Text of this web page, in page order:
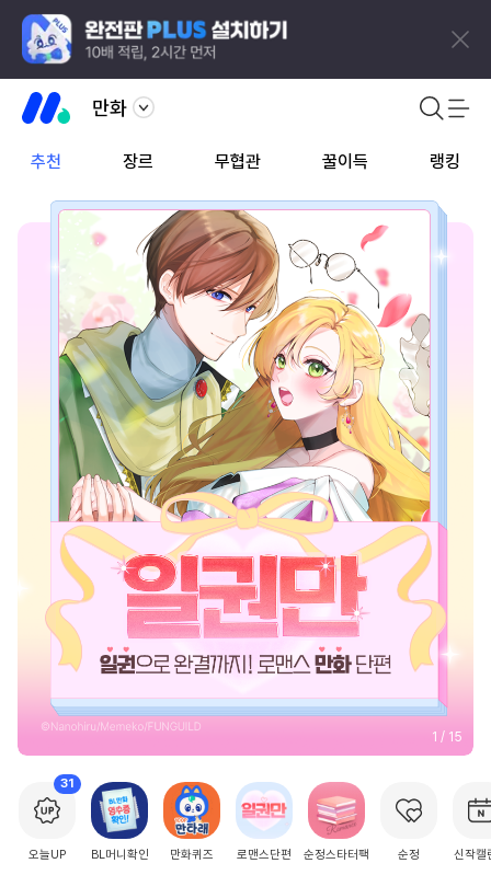
만화
추천 장르 무협관 꿀이득 랭킹
2 / 15
31
오늘UP BL머니확인 만화퀴즈 로맨스단편 순정스타터팩 순정 신작캘